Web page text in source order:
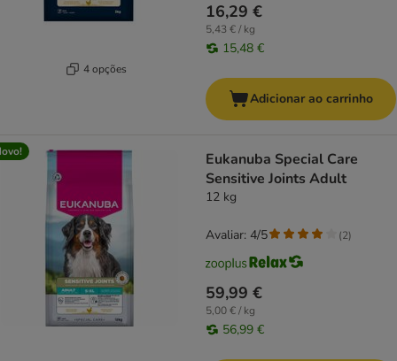
4 opções
16,29 €
5,43 € / kg
15,48 €
Adicionar ao carrinho
Eukanuba Special Care
Sensitive Joints Adult
12 kg
59,99 €
5,00 € / kg
56,99 €
Avaliar: 4/5 (2)